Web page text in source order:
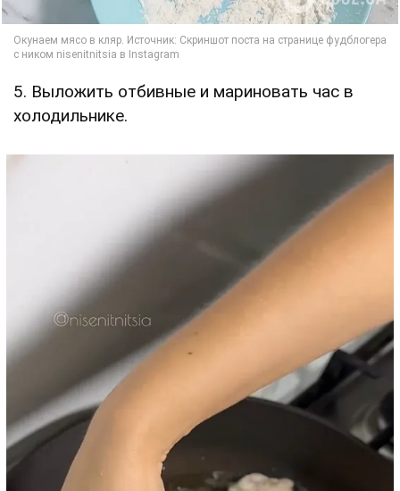
5. Выложить отбивные и мариновать час в
холодильнике.